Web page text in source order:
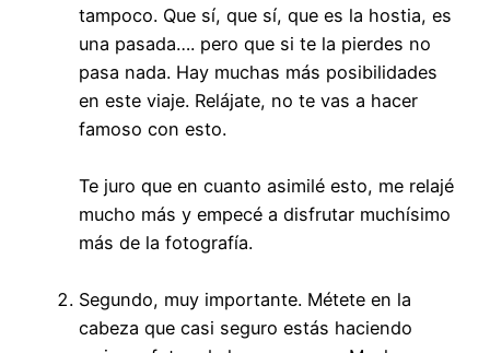
tampoco. Que sí, que sí, que es la hostia, es
una pasada…. pero que si te la pierdes no
pasa nada. Hay muchas más posibilidades
en este viaje. Relájate, no te vas a hacer
famoso con esto.
Te juro que en cuanto asimilé esto, me relajé
mucho más y empecé a disfrutar muchísimo
más de la fotografía.
Segundo, muy importante. Métete en la
cabeza que casi seguro estás haciendo